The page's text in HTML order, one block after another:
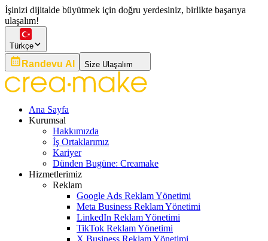
İşinizi dijitalde büyütmek için doğru yerdesiniz, birlikte başarıya
ulaşalım!
Türkçe
Randevu Al Size Ulaşalım
Ana Sayfa
Kurumsal
Hakkımızda
İş Ortaklarımız
Kariyer
Dünden Bugüne: Creamake
Hizmetlerimiz
Reklam
Google Ads Reklam Yönetimi
Meta Business Reklam Yönetimi
LinkedIn Reklam Yönetimi
TikTok Reklam Yönetimi
X Business Reklam Yönetimi